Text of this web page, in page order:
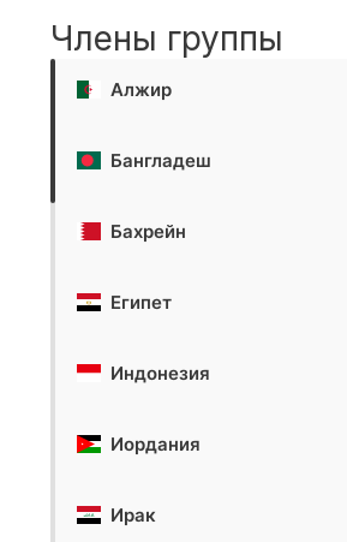
Члены группы
Алжир
Бангладеш
Бахрейн
Египет
Индонезия
Иордания
Ирак